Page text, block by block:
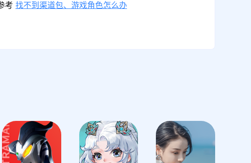
考 找不到渠道包、游戏角色怎么办